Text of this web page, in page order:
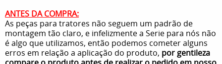
ANTES DA COMPRA:
As peças para tratores não seguem um padrão de
montagem tão claro, e infelizmente a Serie para nós não
é algo que utilizamos, então podemos cometer alguns
erros em relação a aplicação do produto, por gentileza